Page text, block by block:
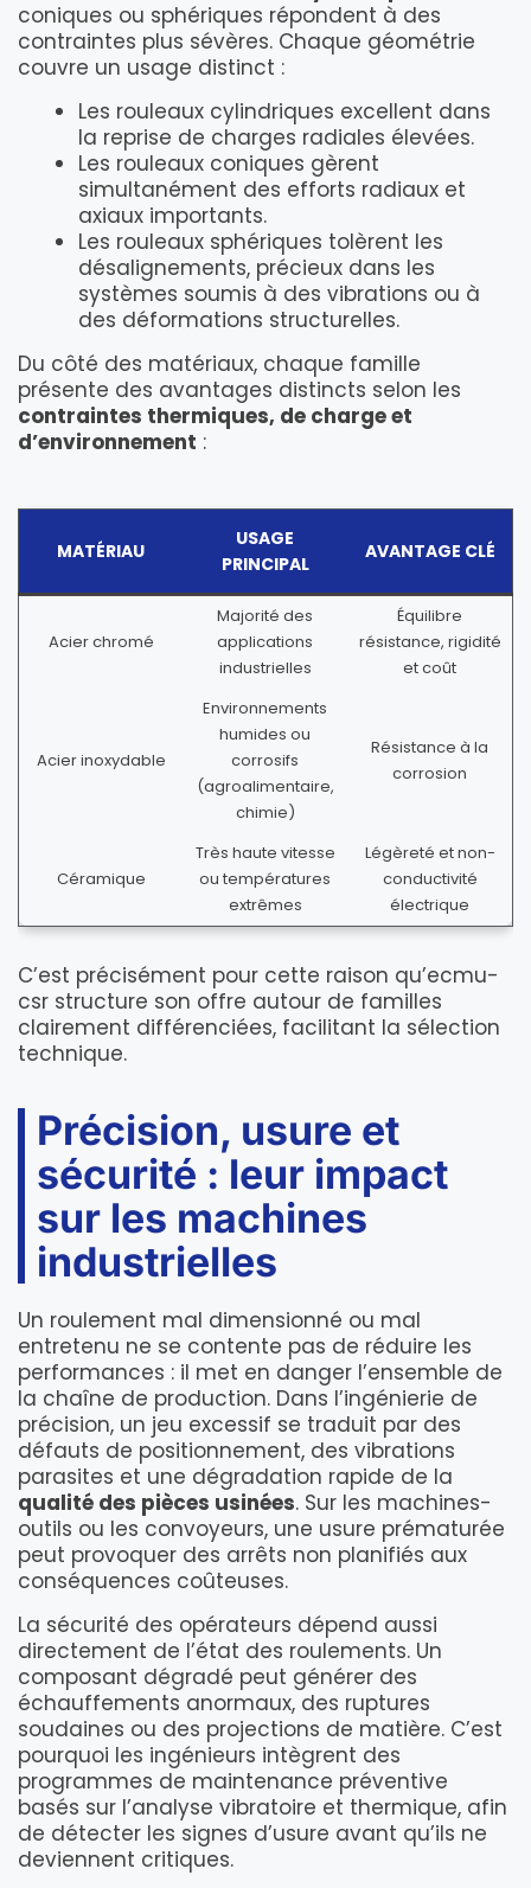
coniques ou sphériques répondent à des
contraintes plus sévères. Chaque géométrie
couvre un usage distinct :
Les rouleaux cylindriques excellent dans
la reprise de charges radiales élevées.
Les rouleaux coniques gèrent
simultanément des efforts radiaux et
axiaux importants.
Les rouleaux sphériques tolèrent les
désalignements, précieux dans les
systèmes soumis à des vibrations ou à
des déformations structurelles.
Du côté des matériaux, chaque famille
présente des avantages distincts selon les
contraintes thermiques, de charge et
d’environnement :
MATÉRIAU
USAGE
PRINCIPAL
AVANTAGE CLÉ
Acier chromé
Majorité des
applications
industrielles
Équilibre
résistance, rigidité
et coût
Acier inoxydable
Environnements
humides ou
corrosifs
(agroalimentaire,
chimie)
Résistance à la
corrosion
Céramique
Très haute vitesse
ou températures
extrêmes
Légèreté et non-
conductivité
électrique
C’est précisément pour cette raison qu’ecmu-
csr structure son offre autour de familles
clairement différenciées, facilitant la sélection
technique.
Précision, usure et
sécurité : leur impact
sur les machines
industrielles
Un roulement mal dimensionné ou mal
entretenu ne se contente pas de réduire les
performances : il met en danger l’ensemble de
la chaîne de production. Dans l’ingénierie de
précision, un jeu excessif se traduit par des
défauts de positionnement, des vibrations
parasites et une dégradation rapide de la
qualité des pièces usinées. Sur les machines-
outils ou les convoyeurs, une usure prématurée
peut provoquer des arrêts non planifiés aux
conséquences coûteuses.
La sécurité des opérateurs dépend aussi
directement de l’état des roulements. Un
composant dégradé peut générer des
échauffements anormaux, des ruptures
soudaines ou des projections de matière. C’est
pourquoi les ingénieurs intègrent des
programmes de maintenance préventive
basés sur l’analyse vibratoire et thermique, afin
de détecter les signes d’usure avant qu’ils ne
deviennent critiques.